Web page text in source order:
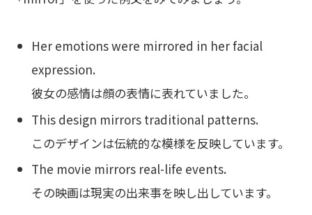
Her emotions were mirrored in her facial
expression.
彼女の感情は顔の表情に表れていました。
This design mirrors traditional patterns.
このデザインは伝統的な模様を反映しています。
The movie mirrors real-life events.
その映画は現実の出来事を映し出しています。